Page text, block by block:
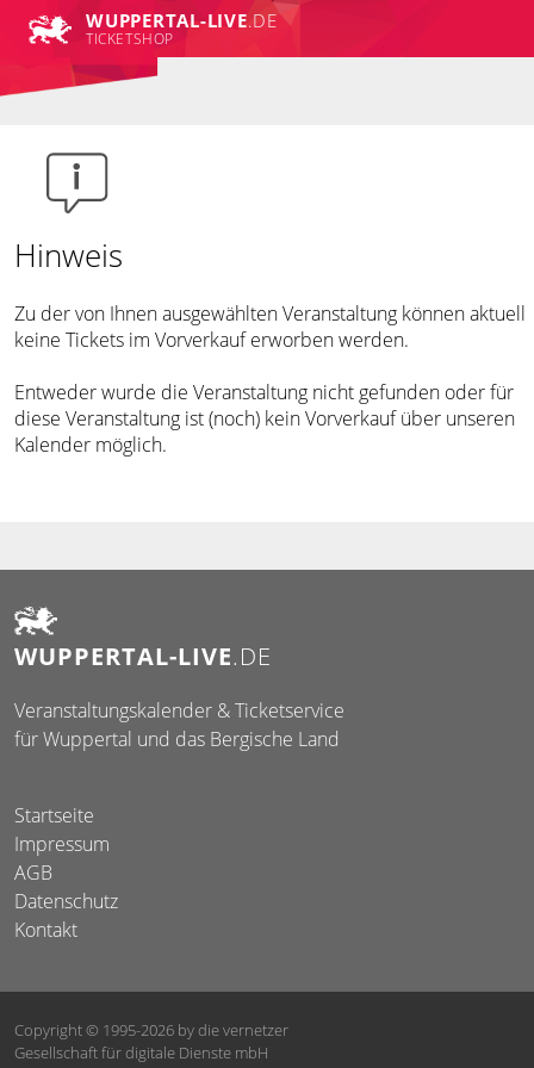
WUPPERTAL-LIVE.DE
TICKETSHOP
Hinweis
Zu der von Ihnen ausgewählten Veranstaltung können aktuell
keine Tickets im Vorverkauf erworben werden.
Entweder wurde die Veranstaltung nicht gefunden oder für
diese Veranstaltung ist (noch) kein Vorverkauf über unseren
Kalender möglich.
WUPPERTAL-LIVE.DE
Veranstaltungskalender & Ticketservice
für Wuppertal und das Bergische Land
Startseite
Impressum
AGB
Datenschutz
Kontakt
Copyright © 1995-2026 by die vernetzer
Gesellschaft für digitale Dienste mbH